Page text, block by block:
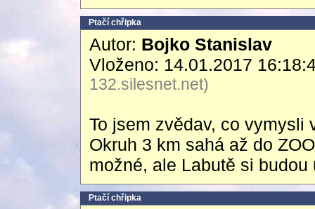
Ptačí chřipka
Autor: Bojko Stanislav
Vloženo: 14.01.2017
132.silesnet.net)
To jsem zvědav, co vymysli
Okruh 3 km sahá až do
možné, ale Labutě si
Ptačí chřipka